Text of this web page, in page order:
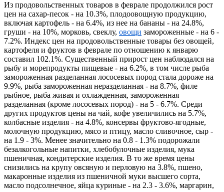
Из продовольственных товаров в феврале продолжился рост
цен на сахар-песок - на 10.3%, плодоовощную продукцию,
включая картофель - на 6.4%, из нее на бананы - на 24.8%,
груши - на 10%, морковь, свеклу, овощи замороженные - на 6 -
7.2%. Индекс цен на продовольственные товары без овощей,
картофеля и фруктов в феврале по отношению к январю
составил 102.1%. Существенный прирост цен наблюдался на
рыбу и морепродукты пищевые - на 6.2%, в том числе рыба
замороженная разделанная лососевых пород стала дороже на
9.9%, рыба замороженная неразделанная - на 8.7%, филе
рыбное, рыба живая и охлажденная, замороженная
разделанная (кроме лососевых пород) - на 5 - 6.7%. Среди
других продуктов цены на чай, кофе увеличились на 5.7%,
колбасные изделия - на 4.8%, консервы фруктово-ягодные,
молочную продукцию, мясо и птицу, масло сливочное, сыр -
на 1.9 - 3%. Менее значительно на 0.8 - 1.3% подорожали
безалкогольные напитки, хлебобулочные изделия, мука
пшеничная, кондитерские изделия. В то же время цены
снизились на крупу овсяную и перловую на 3.8%, пшено,
макаронные изделия из пшеничной муки высшего сорта,
масло подсолнечное, яйца куриные - на 2.3 - 3.6%, маргарин,